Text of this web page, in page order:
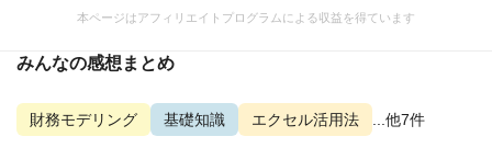
本ページはアフィリエイトプログラムによる収益を得ています
みんなの感想まとめ
財務モデリング 基礎知識 エクセル活用法 ...他7件